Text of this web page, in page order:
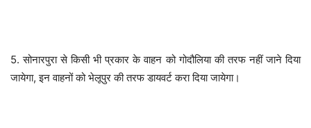
5. सोनारपुरा से किसी भी प्रकार के वाहन को गोदौलिया की तरफ नहीं जाने दिया
जायेगा, इन वाहनों को भेलूपुर की तरफ डायवर्ट करा दिया जायेगा।